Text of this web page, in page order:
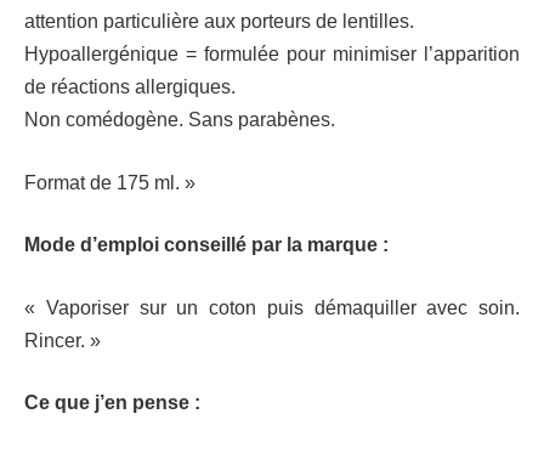
attention particulière aux porteurs de lentilles.
Hypoallergénique = formulée pour minimiser l’apparition
de réactions allergiques.
Non comédogène. Sans parabènes.
Format de 175 ml. »
Mode d’emploi conseillé par la marque :
« Vaporiser sur un coton puis démaquiller avec soin.
Rincer. »
Ce que j’en pense :